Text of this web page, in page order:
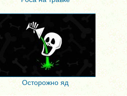
Осторожно яд